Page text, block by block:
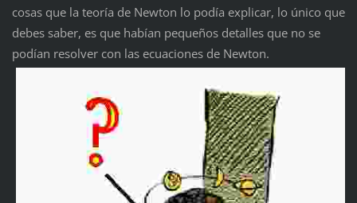
cosas que la teoría de Newton lo podía explicar, lo único que
debes saber, es que habían pequeños detalles que no se
podían resolver con las ecuaciones de Newton.